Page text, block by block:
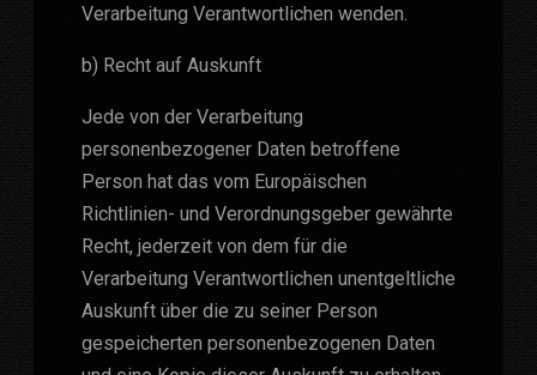
Verarbeitung Verantwortlichen wenden.
b) Recht auf Auskunft
Jede von der Verarbeitung
personenbezogener Daten betroffene
Person hat das vom Europäischen
Richtlinien- und Verordnungsgeber gewährte
Recht, jederzeit von dem für die
Verarbeitung Verantwortlichen unentgeltliche
Auskunft über die zu seiner Person
gespeicherten personenbezogenen Daten